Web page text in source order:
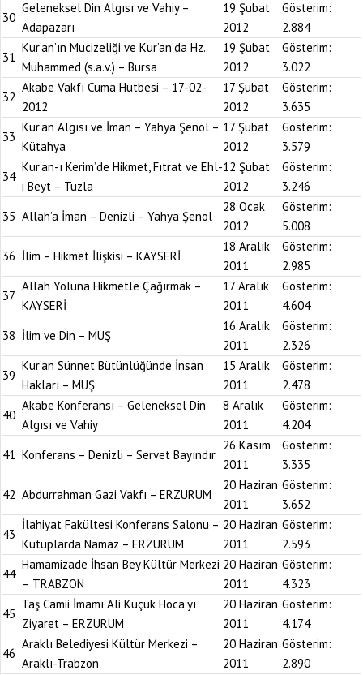
30
Geleneksel Din Algısı ve Vahiy –
Adapazarı
19 Şubat
2012
Gösterim:
2.884
31
Kur’an’ın Mucizeliği ve Kur’an’da Hz.
Muhammed (s.a.v.) – Bursa
19 Şubat
2012
Gösterim:
3.022
32
Akabe Vakfı Cuma Hutbesi – 17-02-
2012
17 Şubat
2012
Gösterim:
3.635
33
Kur’an Algısı ve İman – Yahya Şenol –
Kütahya
17 Şubat
2012
Gösterim:
3.579
34
Kur’an-ı Kerim’de Hikmet, Fıtrat ve Ehl-
i Beyt – Tuzla
12 Şubat
2012
Gösterim:
3.246
35 Allah’a İman – Denizli – Yahya Şenol
28 Ocak
2012
Gösterim:
5.008
36 İlim – Hikmet İlişkisi – KAYSERİ
18 Aralık
2011
Gösterim:
2.985
37
Allah Yoluna Hikmetle Çağırmak –
KAYSERİ
17 Aralık
2011
Gösterim:
4.604
38 İlim ve Din – MUŞ
16 Aralık
2011
Gösterim:
2.326
39
Kur’an Sünnet Bütünlüğünde İnsan
Hakları – MUŞ
15 Aralık
2011
Gösterim:
2.478
40
Akabe Konferansı – Geleneksel Din
Algısı ve Vahiy
8 Aralık
2011
Gösterim:
4.204
41 Konferans – Denizli – Servet Bayındır
26 Kasım
2011
Gösterim:
3.335
42 Abdurrahman Gazi Vakfı – ERZURUM
20 Haziran
2011
Gösterim:
3.652
43
İlahiyat Fakültesi Konferans Salonu –
Kutuplarda Namaz – ERZURUM
20 Haziran
2011
Gösterim:
2.593
44
Hamamizade İhsan Bey Kültür Merkezi
– TRABZON
20 Haziran
2011
Gösterim:
4.323
45
Taş Camii İmamı Ali Küçük Hoca’yı
Ziyaret – ERZURUM
20 Haziran
2011
Gösterim:
4.174
46
Araklı Belediyesi Kültür Merkezi –
Araklı-Trabzon
20 Haziran
2011
Gösterim:
2.890